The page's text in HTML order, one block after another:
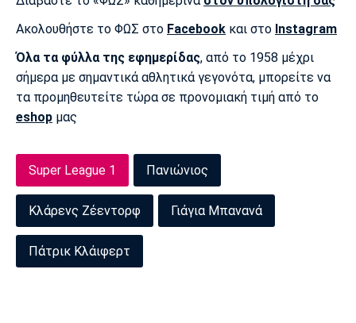
Ακολουθήστε το ΦΩΣ στο Facebook και στο Instagram
Όλα τα φύλλα της εφημερίδας, από το 1958 μέχρι
σήμερα με σημαντικά αθλητικά γεγονότα, μπορείτε να
τα προμηθευτείτε τώρα σε προνομιακή τιμή από το
eshop μας
Super League 1 Πανιώνιος
Κλάρενς Ζέεντορφ Γιάγια Μπανανά
Πάτρικ Κλάιφερτ